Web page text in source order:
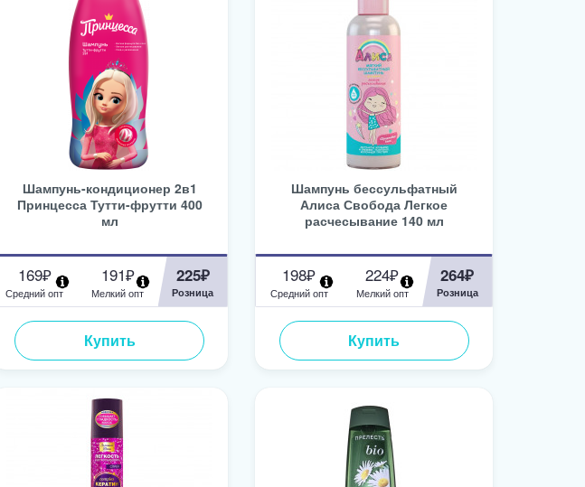
Шампунь-кондиционер 2в1
Принцесса Тутти-фрутти 400
мл
169₽
Средний опт
191₽
Мелкий опт
225₽
Розница
Купить
Шампунь бессульфатный
Алиса Свобода Легкое
расчесывание 140 мл
198₽
Средний опт
224₽
Мелкий опт
264₽
Розница
Купить